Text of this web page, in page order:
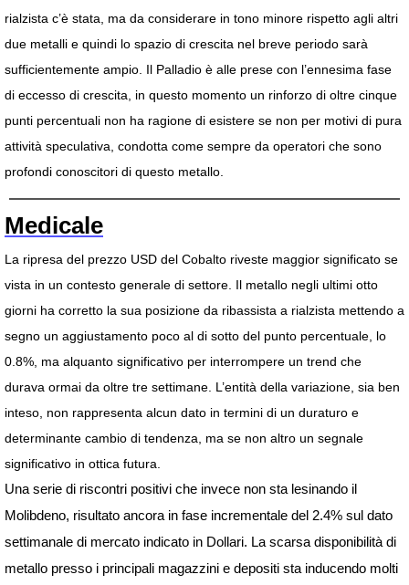
rialzista c’è stata, ma da considerare in tono minore rispetto agli altri
due metalli e quindi lo spazio di crescita nel breve periodo sarà
sufficientemente ampio. Il Palladio è alle prese con l’ennesima fase
di eccesso di crescita, in questo momento un rinforzo di oltre cinque
punti percentuali non ha ragione di esistere se non per motivi di pura
attività speculativa, condotta come sempre da operatori che sono
profondi conoscitori di questo metallo.
Medicale
La ripresa del prezzo USD del Cobalto riveste maggior significato se
vista in un contesto generale di settore. Il metallo negli ultimi otto
giorni ha corretto la sua posizione da ribassista a rialzista mettendo a
segno un aggiustamento poco al di sotto del punto percentuale, lo
0.8%, ma alquanto significativo per interrompere un trend che
durava ormai da oltre tre settimane. L’entità della variazione, sia ben
inteso, non rappresenta alcun dato in termini di un duraturo e
determinante cambio di tendenza, ma se non altro un segnale
significativo in ottica futura.
Una serie di riscontri positivi che invece non sta lesinando il
Molibdeno, risultato ancora in fase incrementale del 2.4% sul dato
settimanale di mercato indicato in Dollari. La scarsa disponibilità di
metallo presso i principali magazzini e depositi sta inducendo molti